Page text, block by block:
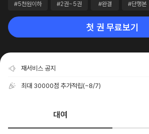
#5천원이하 #2권~5권 #완결 #단행본
첫 권 무료보기
재서비스 공지
최대 30000점 추가적립(~8/7)
대여